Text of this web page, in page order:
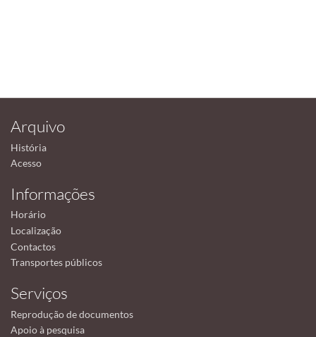
Arquivo
História
Acesso
Informações
Horário
Localização
Contactos
Transportes públicos
Serviços
Reprodução de documentos
Apoio à pesquisa